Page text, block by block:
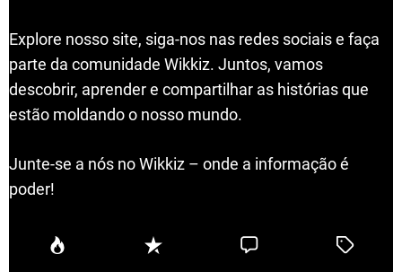
Explore nosso site, siga-nos nas redes sociais e faça
parte da comunidade Wikkiz. Juntos, vamos
descobrir, aprender e compartilhar as histórias que
estão moldando o nosso mundo.
Junte-se a nós no Wikkiz – onde a informação é
poder!
P
R
C
T